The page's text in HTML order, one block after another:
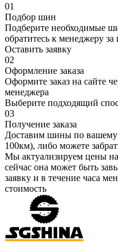
01
Подбор шин
Подберите необходимые
обратитесь к менеджеру
Оставить заявку
02
Оформление заказа
Оформите заказ на сайте
менеджера
Выберите подходящий
03
Получение заказа
Доставим шины по
100км), либо можете
Мы актуализируем цены
сейчас она может быть
заявку и в течение часа
стоимость